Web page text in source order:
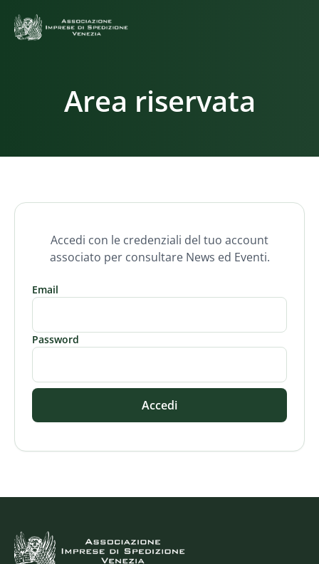
Area riservata
Accedi con le credenziali del tuo account
associato per consultare News ed Eventi.
Email
Password
Accedi